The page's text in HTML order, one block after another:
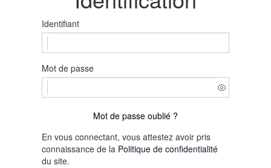
Identifiant
Mot de passe
Mot de passe oublié ?
En vous connectant, vous attestez avoir pris
connaissance de la Politique de confidentialité
du site.